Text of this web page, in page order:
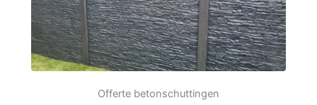
Offerte betonschuttingen